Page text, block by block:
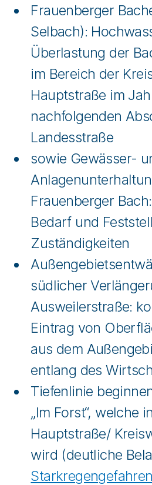
Frauenberger
Selbach):
Überlastung der
im Bereich der
Hauptstraße im
nachfolgenden
Landesstraße
sowie Gewässer-
Frauenberger
Bedarf und
Zuständigkeiten
südlicher
Ausweilerstraße:
Eintrag von
aus dem
entlang des
Tiefenlinie
„Im Forst“, welche
Hauptstraße/
wird (deutliche